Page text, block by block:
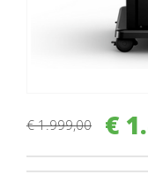
€ 1.999,00 €